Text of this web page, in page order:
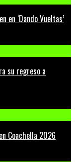
en ‘Dando Vueltas’
su regreso a
Coachella 2026